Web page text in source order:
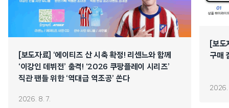
[보도자료] ‘에이티즈 산 시축 확정! 리센느와 함께
‘이강인 데뷔전’ 출격! ‘2026 쿠팡플레이 시리즈’
직관 팬들 위한 ‘역대급 역조공’ 쏜다
2026. 8. 7.
[보
구매
2026.